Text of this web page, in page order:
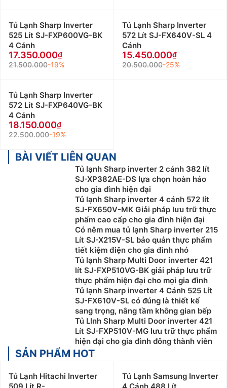
Tủ Lạnh Sharp Inverter
525 Lít SJ-FXP600VG-BK
4 Cánh
17.350.000
21.500.000-19%
Tủ Lạnh Sharp Inverter
572 Lít SJ-FX640V-SL 4
Cánh
15.450.000
20.500.000-25%
Tủ Lạnh Sharp Inverter
572 Lít SJ-FXP640VG-BK
4 Cánh
18.150.000
22.500.000-19%
BÀI VIẾT LIÊN QUAN
Tủ lạnh Sharp inverter 2 cánh 382 lít
SJ-XP382AE-DS lựa chọn hoàn hảo
cho gia đình hiện đại
Tủ lạnh Sharp inverter 4 cánh 572 lít
SJ-FX650V-MK Giải pháp lưu trữ thực
phẩm cao cấp cho gia đình hiện đại
Có nêm mua tủ lạnh Sharp inverter 215
Lít SJ-X215V-SL bảo quản thực phẩm
tiết kiệm điện cho gia đình nhỏ
Tủ lạnh Sharp Multi Door inverter 421
lít SJ-FXP510VG-BK giải pháp lưu trữ
thực phẩm hiện đại cho mọi gia đình
Tủ lạnh Sharp inverter 4 Cánh 525 Lít
SJ-FX610V-SL có đúng là thiết kế
sang trọng, nâng tầm không gian bếp
Tủ Llnh Sharp Multi Door inverter 421
Lít SJ-FXP510V-MG lưu trữ thực phẩm
hiện đại cho gia đình đông thành viên
SẢN PHẨM HOT
Tủ Lạnh Hitachi Inverter
Tủ Lạnh Samsung Inverter